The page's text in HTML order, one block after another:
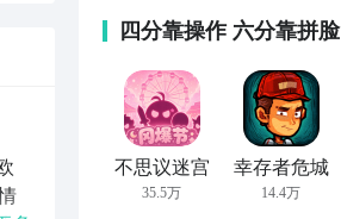
四分靠操作 六分靠拼脸
不思议迷宫
35.5万
幸存者危城
14.4万